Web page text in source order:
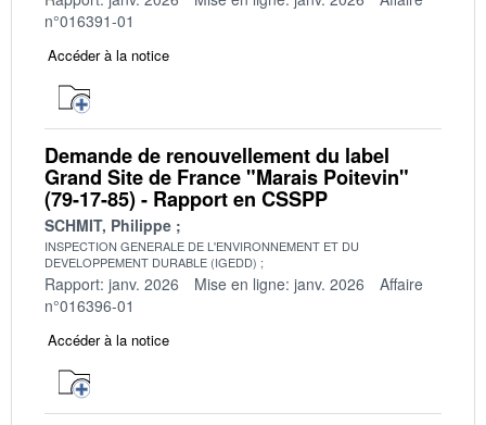
n°016391-01
Accéder à la notice
Demande de renouvellement du label
Grand Site de France "Marais Poitevin"
(79-17-85) - Rapport en CSSPP
SCHMIT, Philippe
INSPECTION GENERALE DE L'ENVIRONNEMENT ET DU
DEVELOPPEMENT DURABLE (IGEDD)
Rapport: janv. 2026 Mise en ligne: janv. 2026
Affaire
n°016396-01
Accéder à la notice